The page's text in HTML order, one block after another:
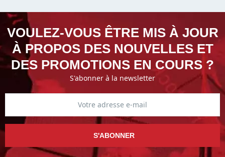
VOULEZ-VOUS ÊTRE MIS À JOUR
À PROPOS DES NOUVELLES ET
DES PROMOTIONS EN COURS ?
S'abonner à la newsletter
S'ABONNER